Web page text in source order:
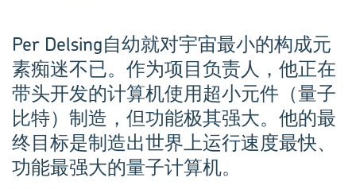
Per Delsing自幼就对宇宙最小的构成元
素痴迷不已。作为项目负责人，他正在
带头开发的计算机使用超小元件（量子
比特）制造，但功能极其强大。他的最
终目标是制造出世界上运行速度最快、
功能最强大的量子计算机。